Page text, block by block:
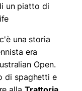
un piatto di
una storia
era
Open.
di spaghetti e